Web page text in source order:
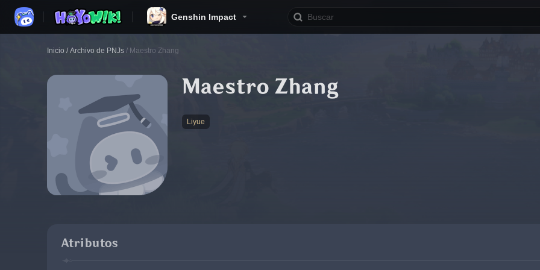
Genshin Impact
Inicio / Archivo de PNJs / Maestro Zhang
Maestro Zhang
Liyue
Atributos